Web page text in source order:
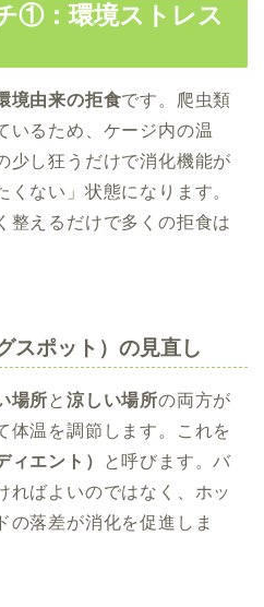
①：環境ストレス
境由来の拒食です。爬虫類
いるため、ケージ内の温
少し狂うだけで消化機能が
ない」状態になります。
整えるだけで多くの拒食は
スポット）の見直し
場所と涼しい場所の両方が
体温を調節します。これを
ィエント）
と呼びます。バ
ればよいのではなく、ホッ
の落差が消化を促進しま